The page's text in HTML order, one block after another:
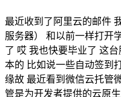
最近收到了阿里云的邮件
服务器） 和以前一样打开
了 哎 我也快要毕业了 这
本的 比如说一些自动签到
缘故 最近看到微信云托管
管是为开发者提供的云原